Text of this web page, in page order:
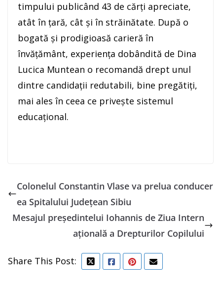
timpului publicând 43 de cărți apreciate,
atât în țară, cât și în străinătate. După o
bogată și prodigioasă carieră în
învățământ, experiența dobândită de Dina
Lucica Muntean o recomandă drept unul
dintre candidații redutabili, bine pregătiți,
mai ales în ceea ce privește sistemul
educațional.
Colonelul Constantin Vlase va prelua conducer
ea Spitalului Judeţean Sibiu
Mesajul preşedintelui Iohannis de Ziua Intern
aţională a Drepturilor Copilului
Share This Post: